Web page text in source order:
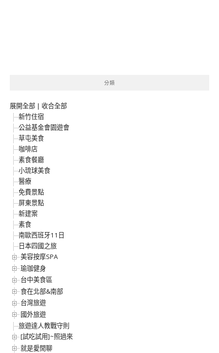
分類
展開全部 | 收合全部
新竹住宿
公益基金會園遊會
草屯美食
咖啡店
素食餐廳
小琉球美食
醫療
免費景點
屏東景點
新建案
素食
南歐西班牙11日
日本四國之旅
美容按摩SPA
瑜珈健身
台中美食區
食在北部&南部
台灣旅遊
國外旅遊
旅遊達人教戰守則
[試吃試用]~照過來
就是愛閒聊